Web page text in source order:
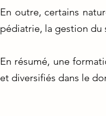
En outre, certains
pédiatrie, la gestion
En résumé, une
et diversifiés dans le